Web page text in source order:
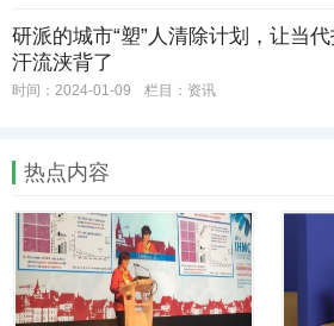
研派的城市“塑”人清除计划，让当代
汗流浃背了
时间：2024-01-09 栏目： 资讯
热点内容